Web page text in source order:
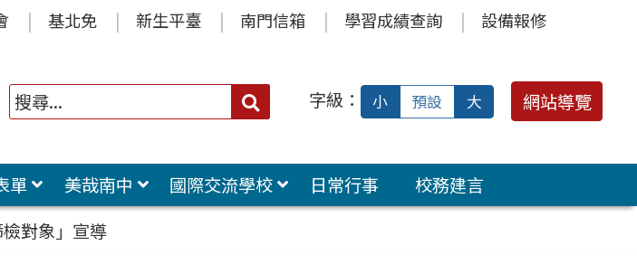
基北免 新生平臺 南門信箱 學習成績查詢 設備報修
搜
字級： 小 預設 大 網站導覽
單 美哉南中 國際交流學校 日常行事
校務建言
對象」宣導